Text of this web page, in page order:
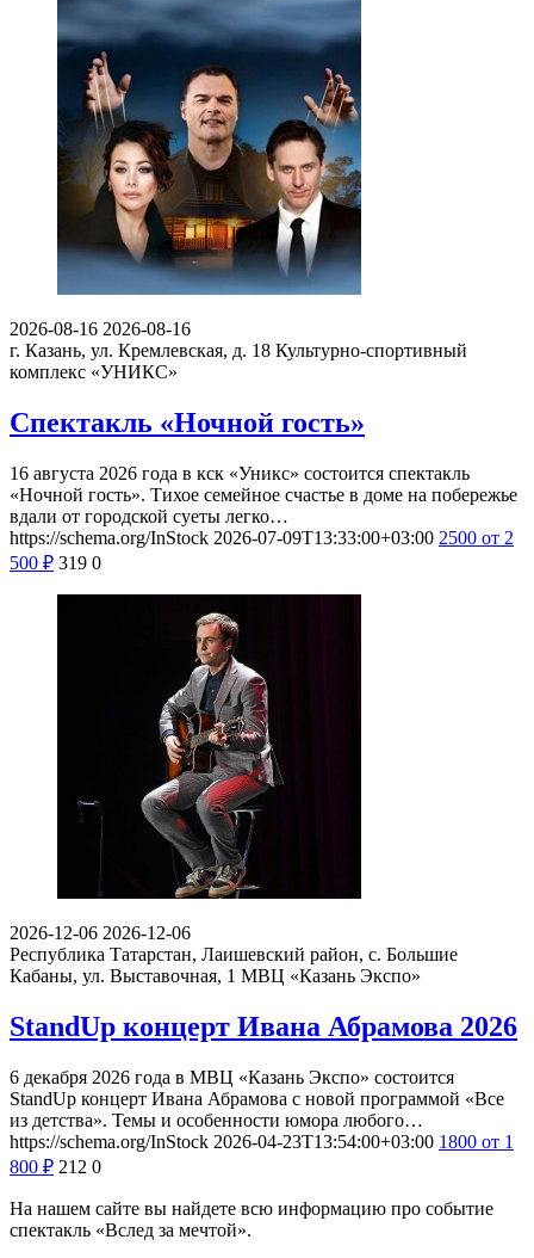
2026-08-16 2026-08-16
г. Казань, ул. Кремлевская, д. 18 Культурно-спортивный
комплекс «УНИКС»
Спектакль «Ночной гость»
16 августа 2026 года в кск «Уникс» состоится спектакль
«Ночной гость». Тихое семейное счастье в доме на побережье
вдали от городской суеты легко…
https://schema.org/InStock 2026-07-09T13:33:00+03:00 2500 от 2
500 ₽ 319 0
2026-12-06 2026-12-06
Республика Татарстан, Лаишевский район, с. Большие
Кабаны, ул. Выставочная, 1 МВЦ «Казань Экспо»
StandUp концерт Ивана Абрамова 2026
6 декабря 2026 года в МВЦ «Казань Экспо» состоится
StandUp концерт Ивана Абрамова с новой программой «Все
из детства». Темы и особенности юмора любого…
https://schema.org/InStock 2026-04-23T13:54:00+03:00 1800 от 1
800 ₽ 212 0
На нашем сайте вы найдете всю информацию про событие
спектакль «Вслед за мечтой».